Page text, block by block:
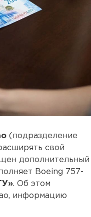
(подразделение
свой
дополнительный
Boeing 757-
. Об этом
информацию